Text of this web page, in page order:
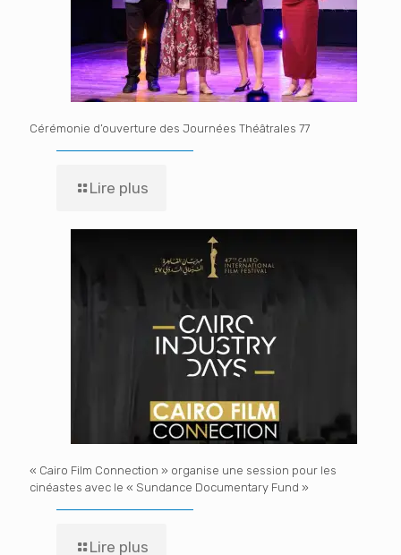
Cérémonie d’ouverture des Journées Théâtrales 77
Lire plus
« Cairo Film Connection » organise une session pour les
cinéastes avec le « Sundance Documentary Fund »
Lire plus